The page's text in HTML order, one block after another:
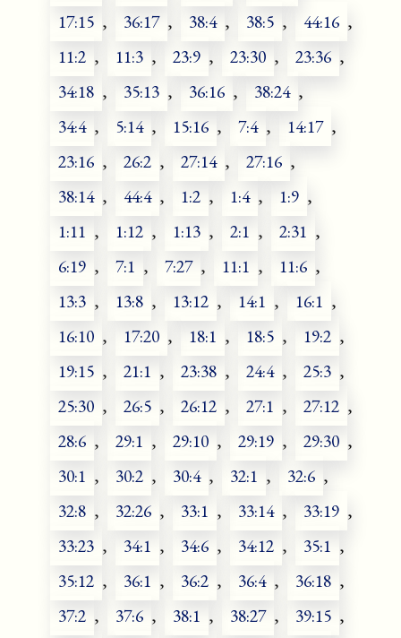
17:15 , 36:17 , 38:4 , 38:5 , 44:16 ,
11:2 , 11:3 , 23:9 , 23:30 , 23:36 ,
34:18 , 35:13 , 36:16 , 38:24 ,
34:4 , 5:14 , 15:16 , 7:4 , 14:17 ,
23:16 , 26:2 , 27:14 , 27:16 ,
38:14 , 44:4 , 1:2 , 1:4 , 1:9 ,
1:11 , 1:12 , 1:13 , 2:1 , 2:31 ,
6:19 , 7:1 , 7:27 , 11:1 , 11:6 ,
13:3 , 13:8 , 13:12 , 14:1 , 16:1 ,
16:10 , 17:20 , 18:1 , 18:5 , 19:2 ,
19:15 , 21:1 , 23:38 , 24:4 , 25:3 ,
25:30 , 26:5 , 26:12 , 27:1 , 27:12 ,
28:6 , 29:1 , 29:10 , 29:19 , 29:30 ,
30:1 , 30:2 , 30:4 , 32:1 , 32:6 ,
32:8 , 32:26 , 33:1 , 33:14 , 33:19 ,
33:23 , 34:1 , 34:6 , 34:12 , 35:1 ,
35:12 , 36:1 , 36:2 , 36:4 , 36:18 ,
37:2 , 37:6 , 38:1 , 38:27 , 39:15 ,